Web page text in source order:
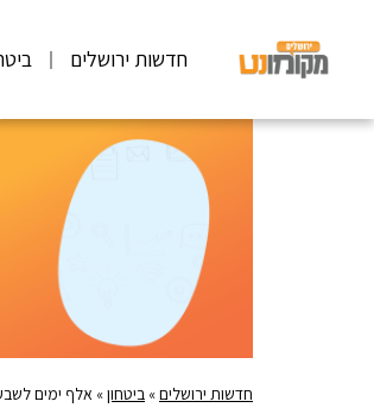
חדשות ירושלים
חדשות ירושלים» ביטחון» אלף ימים